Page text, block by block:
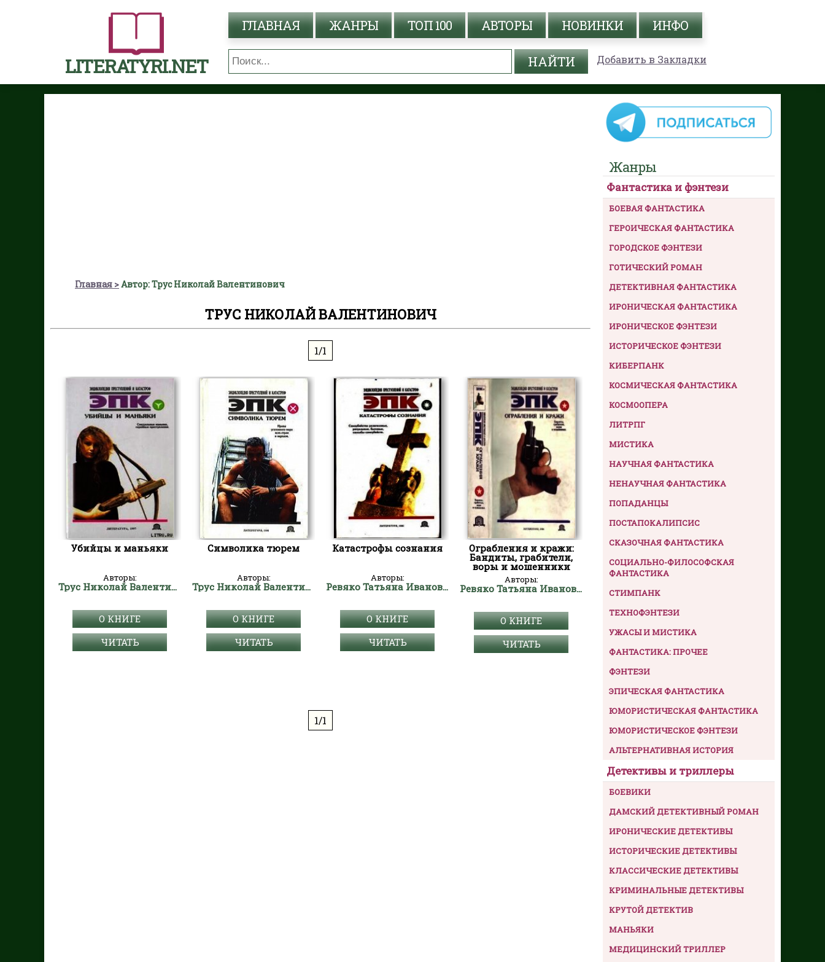
LITERATYRI.NET
ГЛАВНАЯ ЖАНРЫ ТОП 100 АВТОРЫ НОВИНКИ ИНФО
Добавить в Закладки
Главная Автор: Трус Николай Валентинович
ТРУС НИКОЛАЙ ВАЛЕНТИНОВИЧ
1/1
Убийцы и маньяки
Авторы:
Трус Николай Валентинович
О КНИГЕ
ЧИТАТЬ
Символика тюрем
Авторы:
Трус Николай Валентинович
О КНИГЕ
ЧИТАТЬ
Катастрофы сознания
Авторы:
Ревяко Татьяна Ивановна
О КНИГЕ
ЧИТАТЬ
Ограбления и кражи:
Бандиты, грабители,
воры и мошенники
Авторы:
Ревяко Татьяна Ивановна
О КНИГЕ
ЧИТАТЬ
1/1
Жанры
Фантастика и фэнтези
БОЕВАЯ ФАНТАСТИКА
ГЕРОИЧЕСКАЯ ФАНТАСТИКА
ГОРОДСКОЕ ФЭНТЕЗИ
ГОТИЧЕСКИЙ РОМАН
ДЕТЕКТИВНАЯ ФАНТАСТИКА
ИРОНИЧЕСКАЯ ФАНТАСТИКА
ИРОНИЧЕСКОЕ ФЭНТЕЗИ
ИСТОРИЧЕСКОЕ ФЭНТЕЗИ
КИБЕРПАНК
КОСМИЧЕСКАЯ ФАНТАСТИКА
КОСМООПЕРА
ЛИТРПГ
МИСТИКА
НАУЧНАЯ ФАНТАСТИКА
НЕНАУЧНАЯ ФАНТАСТИКА
ПОПАДАНЦЫ
ПОСТАПОКАЛИПСИС
СКАЗОЧНАЯ ФАНТАСТИКА
СОЦИАЛЬНО-ФИЛОСОФСКАЯ
ФАНТАСТИКА
СТИМПАНК
ТЕХНОФЭНТЕЗИ
УЖАСЫ И МИСТИКА
ФАНТАСТИКА: ПРОЧЕЕ
ФЭНТЕЗИ
ЭПИЧЕСКАЯ ФАНТАСТИКА
ЮМОРИСТИЧЕСКАЯ ФАНТАСТИКА
ЮМОРИСТИЧЕСКОЕ ФЭНТЕЗИ
АЛЬТЕРНАТИВНАЯ ИСТОРИЯ
Детективы и триллеры
БОЕВИКИ
ДАМСКИЙ ДЕТЕКТИВНЫЙ РОМАН
ИРОНИЧЕСКИЕ ДЕТЕКТИВЫ
ИСТОРИЧЕСКИЕ ДЕТЕКТИВЫ
КЛАССИЧЕСКИЕ ДЕТЕКТИВЫ
КРИМИНАЛЬНЫЕ ДЕТЕКТИВЫ
КРУТОЙ ДЕТЕКТИВ
МАНЬЯКИ
МЕДИЦИНСКИЙ ТРИЛЛЕР